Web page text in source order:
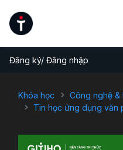
Đăng ký/ Đăng nhập
Khóa học
Công nghệ &
Tin học ứng dụng văn